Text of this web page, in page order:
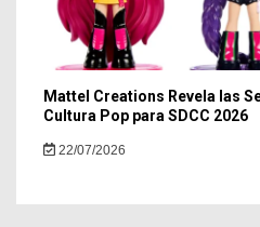
Mattel Creations Revela las
Cultura Pop para SDCC 2026
22/07/2026